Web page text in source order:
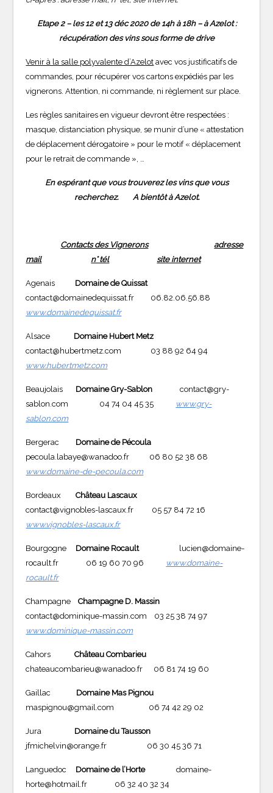
Etape 2 – les 12 et 13 déc 2020 de 14h à 18h – à Azelot :
récupération des vins sous forme de drive
Venir à la salle polyvalente d’Azelot avec vos justificatifs de
commandes, pour récupérer vos cartons expédiés par les
vignerons. Attention, ni commande, ni règlement sur place.
Les règles sanitaires en vigueur devront être respectées :
masque, distanciation physique, se munir d’une « attestation
de déplacement dérogatoire » pour le motif « déplacement
pour le retrait de commande », …
En espérant que vous trouverez les vins que vous
recherchez. A bientôt à Azelot.
Contacts des Vignerons
adresse
mail
n° tél site internet
Agenais Domaine de Quissat
contact@domainedequissat.fr 06.82.06.56.88
www.domainedequissat.fr
Alsace Domaine Hubert Metz
contact@hubertmetz.com 03 88 92 64 94
www.hubertmetz.com
Beaujolais Domaine Gry-Sabloncontact@gry-
sablon.com 04 74 04 45 35
www.gry-
sablon.com
Bergerac Domaine de Pécoula
pecoula.labaye@wanadoo.fr 06 80 52 38 68
www.domaine-de-pecoula.com
BordeauxChâteau Lascaux
contact@vignobles-lascaux.fr 05 57 84 72 16
www.vignobles-lascaux.fr
Bourgogne Domaine Rocault
lucien@domaine-
rocault.fr 06 19 60 70 96
www.domaine-
rocault.fr
ChampagneChampagne D. Massin
contact@dominique-massin.com 03 25 38 74 97
www.dominique-massin.com
CahorsChâteau Combarieu
chateaucombarieu@wanadoo.fr 06 81 74 19 60
Gaillac Domaine Mas Pignou
maspignou@gmail.com 06 74 42 29 02
Jura Domaine du Tausson
jfmichelvin@orange.fr 06 30 45 36 71
Languedoc Domaine de l’Hortedomaine-
horte@hotmail.fr 06 32 40 32 34